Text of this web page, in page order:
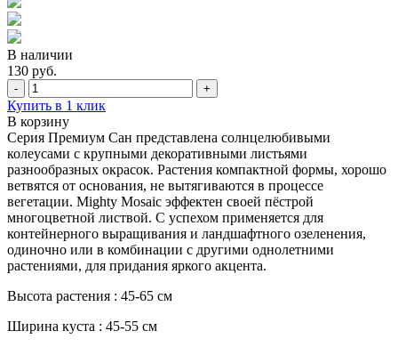
В наличии
130 руб.
- +
Купить в 1 клик
В корзину
Серия Премиум Сан представлена солнцелюбивыми
колеусами с крупными декоративными листьями
разнообразных окрасок. Растения компактной формы, хорошо
ветвятся от основания, не вытягиваются в процессе
вегетации. Mighty Mosaic эффектен своей пёстрой
многоцветной листвой. С успехом применяется для
контейнерного выращивания и ландшафтного озеленения,
одиночно или в комбинации с другими однолетними
растениями, для придания яркого акцента.
Высота растения : 45-65 см
Ширина куста : 45-55 см